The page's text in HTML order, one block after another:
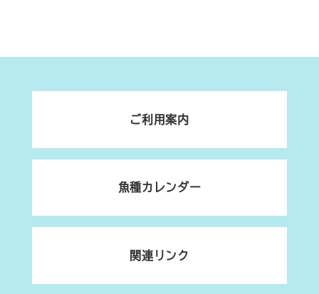
ご利用案内
魚種カレンダー
関連リンク